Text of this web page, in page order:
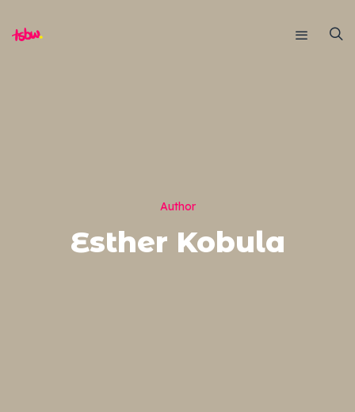
Author
Esther Kobula